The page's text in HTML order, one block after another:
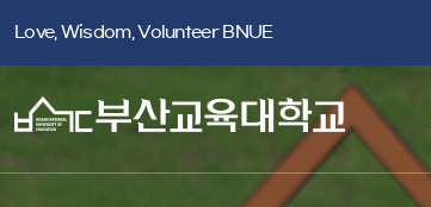
Love, Wisdom, Volunteer BNUE